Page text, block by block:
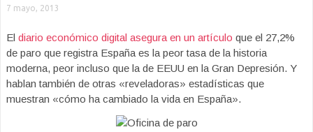
7 mayo, 2013
El diario económico digital asegura en un artículo que el 27,2%
de paro que registra España es la peor tasa de la historia
moderna, peor incluso que la de EEUU en la Gran Depresión. Y
hablan también de otras «reveladoras» estadísticas que
muestran «cómo ha cambiado la vida en España».